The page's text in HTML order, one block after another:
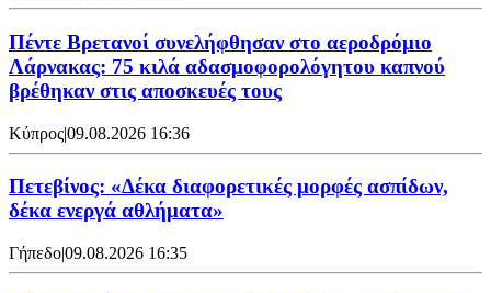
Πέντε Βρετανοί συνελήφθησαν στο αεροδρόμιο
Λάρνακας: 75 κιλά αδασμοφορολόγητου καπνού
βρέθηκαν στις αποσκευές τους
Κύπρος|09.08.2026 16:36
Πετεβίνος: «Δέκα διαφορετικές μορφές ασπίδων,
δέκα ενεργά αθλήματα»
Γήπεδο|09.08.2026 16:35